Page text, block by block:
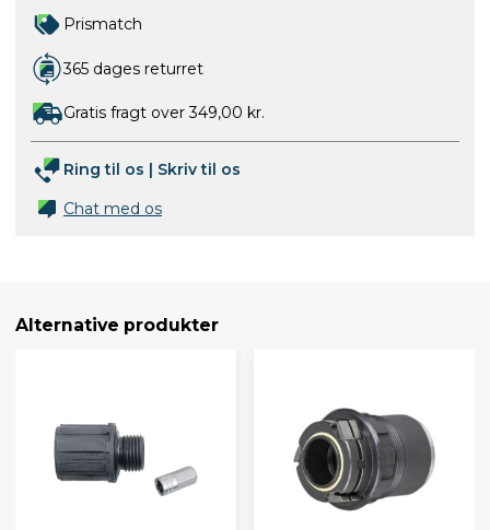
Prismatch
365 dages returret
Gratis fragt over 349,00 kr.
Ring til os | Skriv til os
Chat med os
Alternative produkter